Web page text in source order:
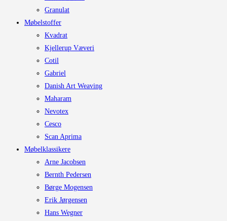
Granulat
Møbelstoffer
Kvadrat
Kjellerup Væveri
Cotil
Gabriel
Danish Art Weaving
Maharam
Nevotex
Cesco
Scan Aprima
Møbelklassikere
Arne Jacobsen
Bernth Pedersen
Børge Mogensen
Erik Jørgensen
Hans Wegner